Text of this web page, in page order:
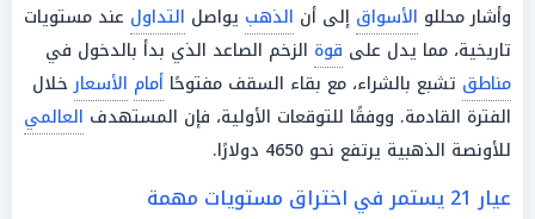
وأشار محللو الأسواق إلى أن الذهب يواصل التداول عند مستويات
تاريخية، مما يدل على قوة الزخم الصاعد الذي بدأ بالدخول في
مناطق تشبع بالشراء، مع بقاء السقف مفتوحًا أمام الأسعارخلال
الفترة القادمة. ووفقًا للتوقعات الأولية، فإن المستهدف العالمي
للأونصة الذهبية يرتفع نحو 4650 دولارًا.
عيار 21 يستمر في اختراق مستويات مهمة